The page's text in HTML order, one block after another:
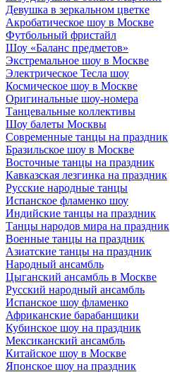
Девушка в зеркальном цветке
Акробатическое шоу в Москве
Футбольный фристайл
Шоу «Баланс предметов»
Экстремальное шоу в Москве
Электрическое Тесла шоу
Космическое шоу в Москве
Оригинальные шоу-номера
Танцевальные коллективы
Шоу балеты Москвы
Современные танцы на праздник
Бразильское шоу в Москве
Восточные танцы на праздник
Кавказская лезгинка на праздник
Русские народные танцы
Испанское фламенко шоу
Индийские танцы на праздник
Танцы народов мира на праздник
Военные танцы на праздник
Азиатские танцы на праздник
Народный ансамбль
Цыганский ансамбль в Москве
Русский народный ансамбль
Испанское шоу фламенко
Африканские барабанщики
Кубинское шоу на праздник
Мексиканский ансамбль
Китайское шоу в Москве
Японское шоу на праздник